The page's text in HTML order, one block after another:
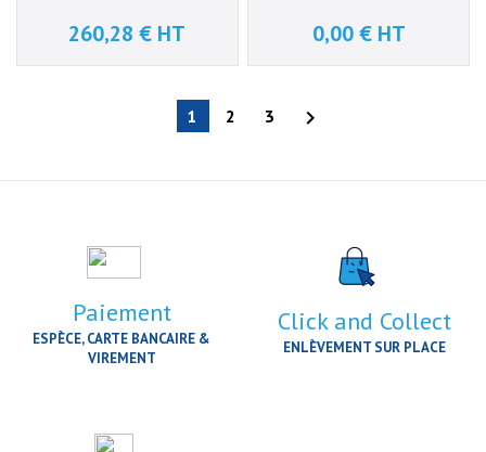
Prix
260,28 € HT Prix
0,00 € HT
1 2 3 
Paiement
ESPÈCE, CARTE BANCAIRE &
VIREMENT
Click and Collect
ENLÈVEMENT SUR PLACE